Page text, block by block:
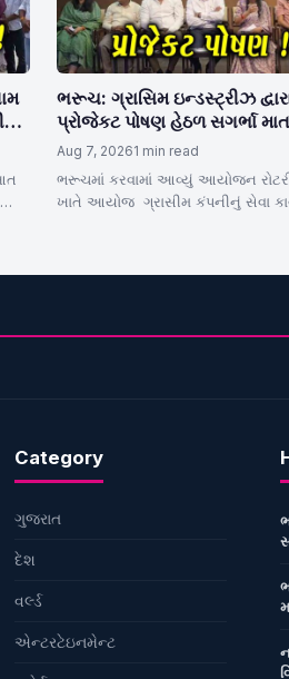
ભરૂચ: ગ્રાસિમ ઇન્ડસ્ટ્રીઝ
પ્રોજેકટ પોષણ હેઠળ સગર્ભા
પ્રોટીન પાઉડર કીટનું વિતરણ
Aug 7, 20261 min read
ભરૂચમાં કરવામાં આવ્યું આયોજન
ખાતે આયોજ ગ્રાસીમ કંપનીનું સેવા
Category
ગુજરાત
દેશ
વર્લ્ડ
એન્ટરટેઇનમેન્ટ